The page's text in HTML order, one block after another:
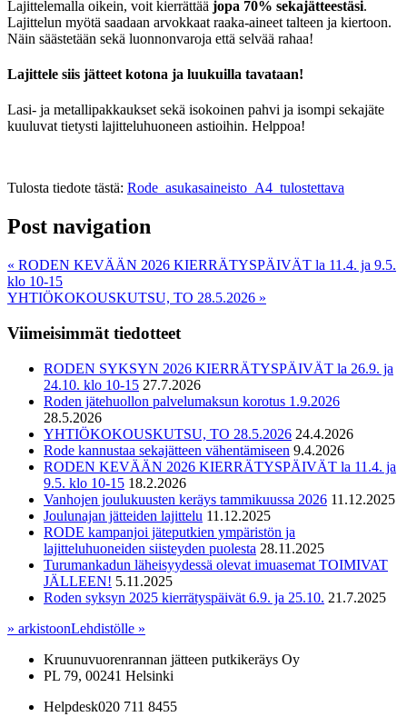
Lajittelemalla oikein, voit kierrättää jopa 70% sekajätteestäsi.
Lajittelun myötä saadaan arvokkaat raaka-aineet talteen ja kiertoon.
Näin säästetään sekä luonnonvaroja että selvää rahaa!
Lajittele siis jätteet kotona ja luukuilla tavataan!
Lasi- ja metallipakkaukset sekä isokoinen pahvi ja isompi sekajäte
kuuluvat tietysti lajitteluhuoneen astioihin. Helppoa!
Tulosta tiedote tästä: Rode_asukasaineisto_A4_tulostettava
Post navigation
« RODEN KEVÄÄN 2026 KIERRÄTYSPÄIVÄT la 11.4. ja 9.5.
klo 10-15
YHTIÖKOKOUSKUTSU, TO 28.5.2026 »
Viimeisimmät tiedotteet
RODEN SYKSYN 2026 KIERRÄTYSPÄIVÄT la 26.9. ja
24.10. klo 10-15 27.7.2026
Roden jätehuollon palvelumaksun korotus 1.9.2026
28.5.2026
YHTIÖKOKOUSKUTSU, TO 28.5.2026 24.4.2026
Rode kannustaa sekajätteen vähentämiseen 9.4.2026
RODEN KEVÄÄN 2026 KIERRÄTYSPÄIVÄT la 11.4. ja
9.5. klo 10-15 18.2.2026
Vanhojen joulukuusten keräys tammikuussa 2026 11.12.2025
Joulunajan jätteiden lajittelu 11.12.2025
RODE kampanjoi jäteputkien ympäristön ja
lajitteluhuoneiden siisteyden puolesta 28.11.2025
Turumankadun läheisyydessä olevat imuasemat TOIMIVAT
JÄLLEEN! 5.11.2025
Roden syksyn 2025 kierrätyspäivät 6.9. ja 25.10. 21.7.2025
» arkistoonLehdistölle »
Kruunuvuorenrannan jätteen putkikeräys Oy
PL 79, 00241 Helsinki
Helpdesk020 711 8455